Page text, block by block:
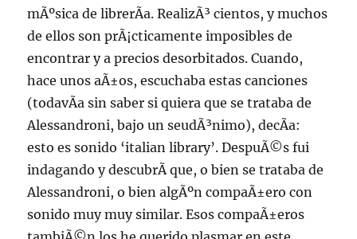
mÃºsica de librerÃ­a. RealizÃ³ cientos, y muchos
de ellos son prÃ¡cticamente imposibles de
encontrar y a precios desorbitados. Cuando,
hace unos aÃ±os, escuchaba estas canciones
(todavÃ­a sin saber si quiera que se trataba de
Alessandroni, bajo un seudÃ³nimo), decÃ­a:
esto es sonido ‘italian library’. DespuÃ©s fui
indagando y descubrÃ­ que, o bien se trataba de
Alessandroni, o bien algÃºn compaÃ±ero con
sonido muy muy similar. Esos compaÃ±eros